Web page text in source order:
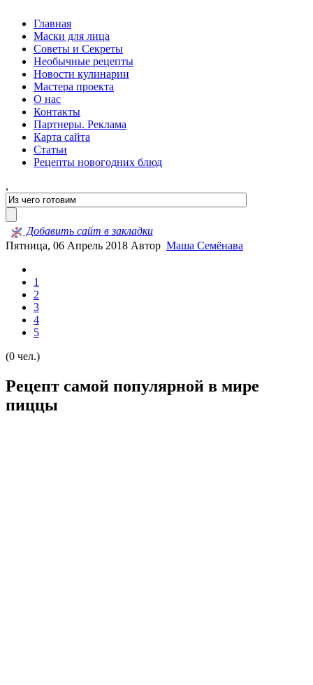
Главная
Маски для лица
Советы и Секреты
Необычные рецепты
Новости кулинарии
Мастера проекта
О нас
Контакты
Партнеры. Реклама
Карта сайта
Статьи
Рецепты новогодних блюд
,
Добавить сайт в закладки
Пятница, 06 Апрель 2018 Автор Маша Семёнава
1
2
3
4
5
(0 чел.)
Рецепт самой популярной в мире
пиццы